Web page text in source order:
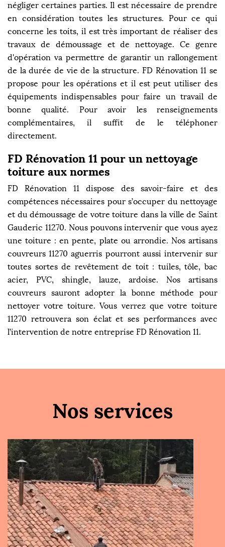
négliger certaines parties. Il est nécessaire de prendre
en considération toutes les structures. Pour ce qui
concerne les toits, il est très important de réaliser des
travaux de démoussage et de nettoyage. Ce genre
d'opération va permettre de garantir un rallongement
de la durée de vie de la structure. FD Rénovation 11 se
propose pour les opérations et il est peut utiliser des
équipements indispensables pour faire un travail de
bonne qualité. Pour avoir les renseignements
complémentaires, il suffit de le téléphoner
directement.
FD Rénovation 11 pour un nettoyage
toiture aux normes
FD Rénovation 11 dispose des savoir-faire et des
compétences nécessaires pour s’occuper du nettoyage
et du démoussage de votre toiture dans la ville de Saint
Gauderic 11270. Nous pouvons intervenir que vous ayez
une toiture : en pente, plate ou arrondie. Nos artisans
couvreurs 11270 aguerris pourront aussi intervenir sur
toutes sortes de revêtement de toit : tuiles, tôle, bac
acier, PVC, shingle, lauze, ardoise. Nos artisans
couvreurs sauront adopter la bonne méthode pour
nettoyer votre toiture. Vous verrez que votre toiture
11270 retrouvera son éclat et ses performances avec
l’intervention de notre entreprise FD Rénovation 11.
Nos services